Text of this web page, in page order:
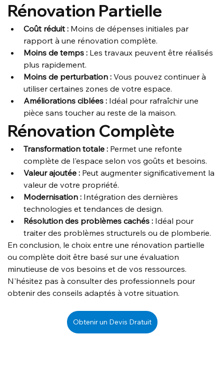
Rénovation Partielle
Coût réduit : Moins de dépenses initiales par
rapport à une rénovation complète.
Moins de temps : Les travaux peuvent être réalisés
plus rapidement.
Moins de perturbation : Vous pouvez continuer à
utiliser certaines zones de votre espace.
Améliorations ciblées : Idéal pour rafraîchir une
pièce sans toucher au reste de la maison.
Rénovation Complète
Transformation totale : Permet une refonte
complète de l'espace selon vos goûts et besoins.
Valeur ajoutée : Peut augmenter significativement la
valeur de votre propriété.
Modernisation : Intégration des dernières
technologies et tendances de design.
Résolution des problèmes cachés : Idéal pour
traiter des problèmes structurels ou de plomberie.
En conclusion, le choix entre une rénovation partielle
ou complète doit être basé sur une évaluation
minutieuse de vos besoins et de vos ressources.
N'hésitez pas à consulter des professionnels pour
obtenir des conseils adaptés à votre situation.
Obtenir un Devis Dratuit